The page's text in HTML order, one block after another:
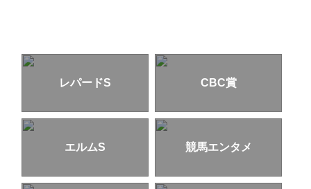
レパードS CBC賞
エルムS 競馬エンタメ